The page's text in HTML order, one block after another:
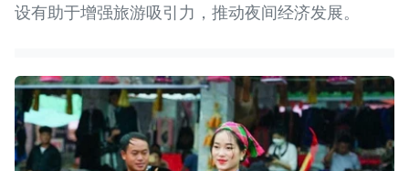
设有助于增强旅游吸引力，推动夜间经济发展。